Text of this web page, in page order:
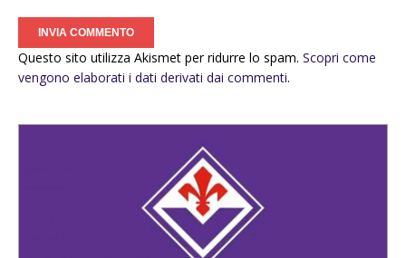
Questo sito utilizza Akismet per ridurre lo spam. Scopri come
vengono elaborati i dati derivati dai commenti.